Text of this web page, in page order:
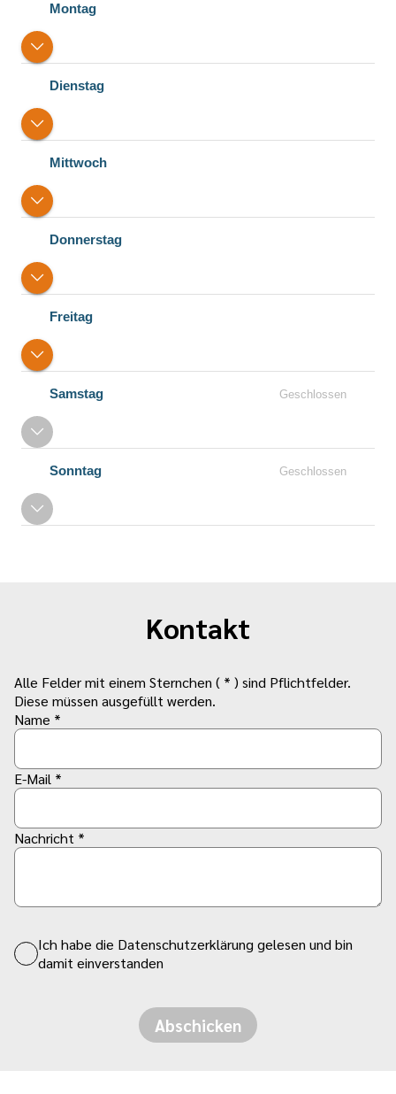
Montag
Dienstag
Mittwoch
Donnerstag
Freitag
Samstag Geschlossen
Sonntag Geschlossen
Kontakt
Alle Felder mit einem Sternchen ( * ) sind Pflichtfelder.
Diese müssen ausgefüllt werden.
Name *
E-Mail *
Nachricht *
Ich habe die Datenschutzerklärung gelesen und bin
damit einverstanden
Abschicken